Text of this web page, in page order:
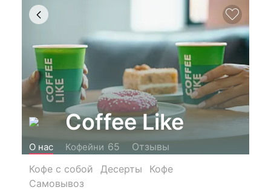
Coffee Like
О нас Кофейни 65
Отзывы
Кофе с собой
Десерты
Кофе
Самовывоз